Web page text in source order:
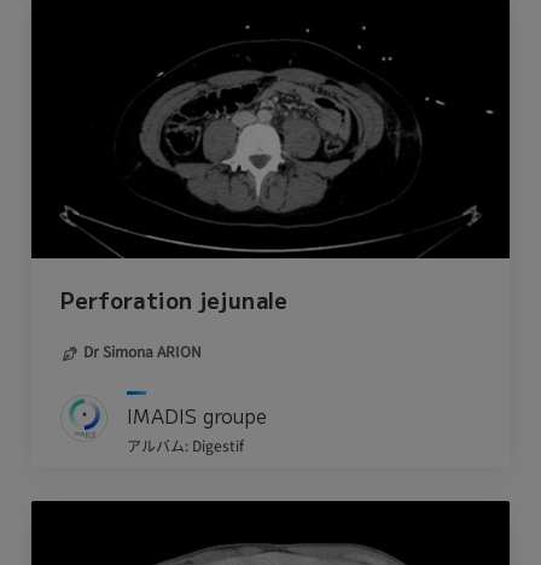
Perforation jejunale
Dr Simona ARION
IMADIS groupe
アルバム: Digestif